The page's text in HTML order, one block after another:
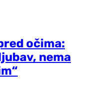
očima:
nema